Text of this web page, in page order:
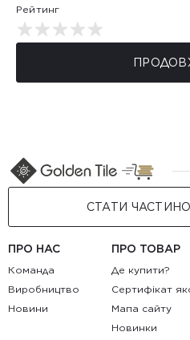
Рейтинг
СТАТИ
ПРО НАС
Команда
Виробництво
Новини
ПРО ТОВАР
Де купити?
Сертифікат
Мапа сайту
Новинки